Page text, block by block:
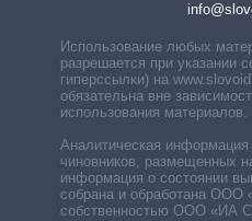
Использование любых
разрешается при указании
гиперссылки) на
обязательна вне
использования материалов.
Аналитическая
чиновников, размещенных
информация о состоянии
собрана и обработана ООО
собственностью ООО «ИА